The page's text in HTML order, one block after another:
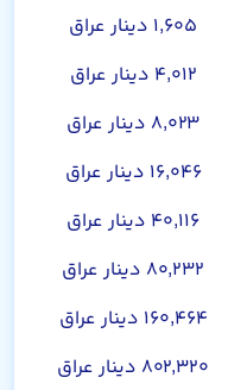
۱,۶۰۵ دینار عراق
۴,۰۱۲ دینار عراق
۸,۰۲۳ دینار عراق
۱۶,۰۴۶ دینار عراق
۴۰,۱۱۶ دینار عراق
۸۰,۲۳۲ دینار عراق
۱۶۰,۴۶۴ دینار عراق
۸۰۲,۳۲۰ دینار عراق